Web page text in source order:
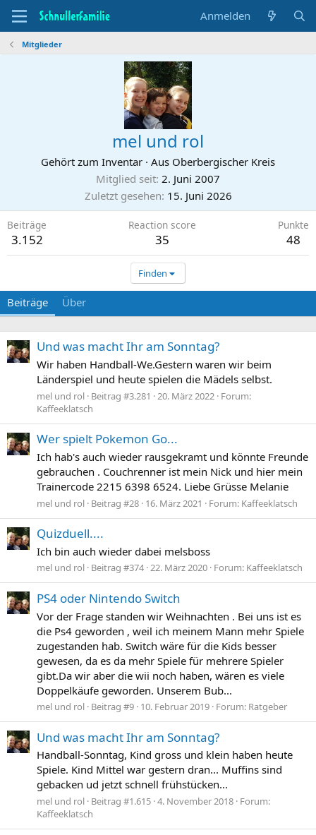
Anmelden
Mitglieder
mel und rol
Gehört zum Inventar · Aus Oberbergischer Kreis
Mitglied seit 2. Juni 2007
Zuletzt gesehen 15. Juni 2026
Beiträge
3.152
Reaction score
35
Punkte
48
Finden
Beiträge Über
Und was macht Ihr am Sonntag?
Wir haben Handball-We.Gestern waren wir beim
Länderspiel und heute spielen die Mädels selbst.
mel und rol Beitrag #3.281 20. März 2022 Forum:
Kaffeeklatsch
Wer spielt Pokemon Go...
Ich hab's auch wieder rausgekramt und könnte Freunde
gebrauchen . Couchrenner ist mein Nick und hier mein
Trainercode 2215 6398 6524. Liebe Grüsse Melanie
mel und rol Beitrag #28 16. März 2021 Forum: Kaffeeklatsch
Quizduell....
Ich bin auch wieder dabei melsboss
mel und rol Beitrag #374 22. März 2020 Forum: Kaffeeklatsch
PS4 oder Nintendo Switch
Vor der Frage standen wir Weihnachten . Bei uns ist es
die Ps4 geworden , weil ich meinem Mann mehr Spiele
zugestanden hab. Switch wäre für die Kids besser
gewesen, da es da mehr Spiele für mehrere Spieler
gibt.Da wir aber die wii noch haben, wären es viele
Doppelkäufe geworden. Unserem Bub...
mel und rol Beitrag #9 10. Februar 2019 Forum: Ratgeber
Und was macht Ihr am Sonntag?
Handball-Sonntag, Kind gross und klein haben heute
Spiele. Kind Mittel war gestern dran... Muffins sind
gebacken ud jetzt schnell frühstücken...
mel und rol Beitrag #1.615 4. November 2018 Forum:
Kaffeeklatsch